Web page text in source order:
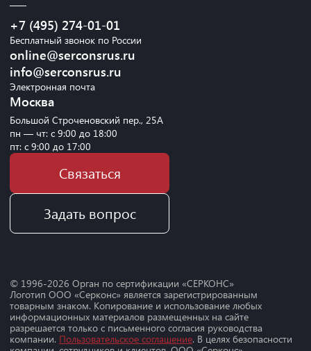
+7 (495) 274-01-01
Бесплатный звонок по России
online@serconsrus.ru
info@serconsrus.ru
Электронная почта
Москва
Большой Строченовский пер., 25А
пн — чт: с 9:00 до 18:00
пт: с 9:00 до 17:00
Связаться
Задать вопрос
© 1996-2026 Орган по сертификации «СЕРКОНС»
Логотип ООО «Серконс» является зарегистрированным
товарным знаком. Копирование и использование любых
информационных материалов размещенных на сайте
разрешается только с письменного согласия руководства
компании. Пользовательское соглашение. В целях безопасности